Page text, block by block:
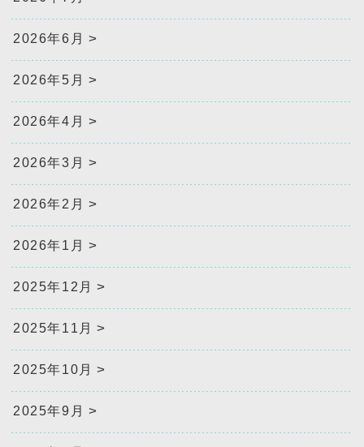
2026年6月
2026年5月
2026年4月
2026年3月
2026年2月
2026年1月
2025年12月
2025年11月
2025年10月
2025年9月